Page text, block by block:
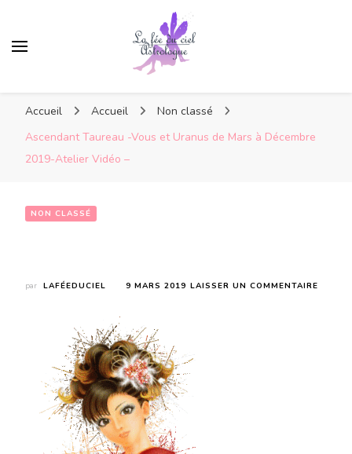
Accueil Accueil
Non classé
Ascendant Taureau -Vous et Uranus de Mars à Décembre
2019-Atelier Vidéo –
NON CLASSÉ
par LAFÉEDUCIEL 9 MARS 2019 LAISSER UN COMMENTAIRE